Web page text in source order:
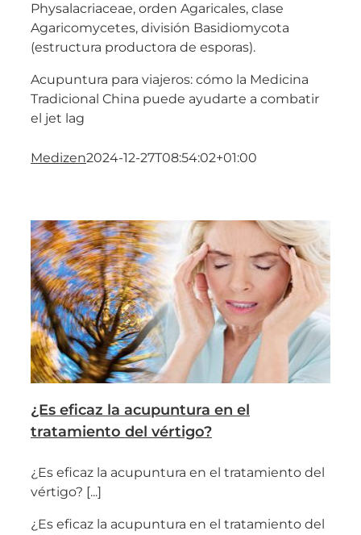
Physalacriaceae, orden Agaricales, clase
Agaricomycetes, división Basidiomycota
(estructura productora de esporas).
Acupuntura para viajeros: cómo la Medicina
Tradicional China puede ayudarte a combatir
el jet lag
Medizen2024-12-27T08:54:02+01:00
¿Es eficaz la acupuntura en el
tratamiento del vértigo?
¿Es eficaz la acupuntura en el tratamiento del
vértigo? [...]
¿Es eficaz la acupuntura en el tratamiento del